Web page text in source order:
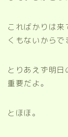
こればかりは
くもないからで
とりあえず明
重要だよ。
とほほ。